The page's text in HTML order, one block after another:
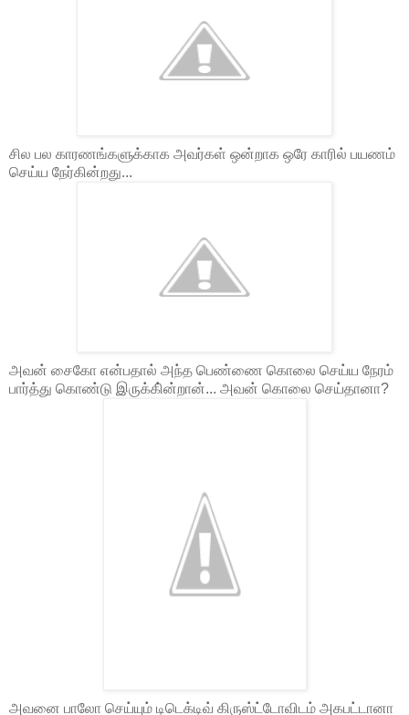
சில பல காரணங்களுக்காக அவர்கள் ஒன்றாக ஒரே காரில் பயணம்
செய்ய நேர்கின்றது...
அவன் சைகோ என்பதால் அந்த பெண்ணை கொலை செய்ய நேரம்
பார்த்து கொண்டு இருக்கி்ன்றான்... அவன் கொலை செய்தானா?
அவனை பாலோ செய்யும் டிடெக்டிவ் கிருஸ்ட்டோவிடம் அகபட்டானா